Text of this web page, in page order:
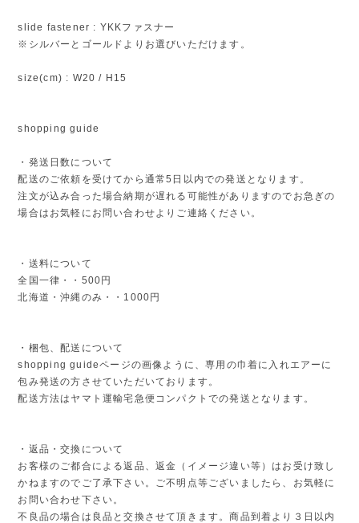
slide fastener : YKKファスナー
※シルバーとゴールドよりお選びいただけます。
size(cm) : W20 / H15
shopping guide
・発送日数について
配送のご依頼を受けてから通常5日以内での発送となります。
注文が込み合った場合納期が遅れる可能性がありますのでお急ぎの
場合はお気軽にお問い合わせよりご連絡ください。
・送料について
全国一律・・500円
北海道・沖縄のみ・・1000円
・梱包、配送について
shopping guideページの画像ように、専用の巾着に入れエアーに
包み発送の方させていただいております。
配送方法はヤマト運輸宅急便コンパクトでの発送となります。
・返品・交換について
お客様のご都合による返品、返金（イメージ違い等）はお受け致し
かねますのでご了承下さい。ご不明点等ございましたら、お気軽に
お問い合わせ下さい。
不良品の場合は良品と交換させて頂きます。商品到着より３日以内